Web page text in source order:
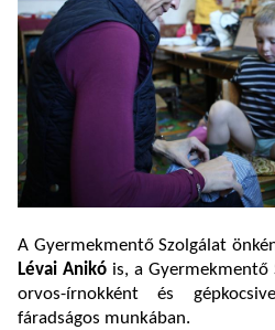
A Gyermekmentő Szolgálat
Lévai Anikó is, a Gyermekmentő
orvos-írnokként és
fáradságos munkában.